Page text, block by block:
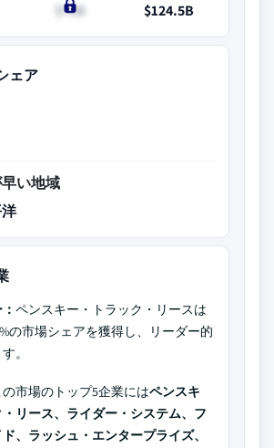
$75B
$124.5B
ェア
い地域
ペンスキー・トラック・リースは
の市場シェアを獲得し、リーダー的
。
の市場のトップ5企業にはペンスキ
リース、ライダー・システム、フ
、ラッシュ・エンタープライズ、